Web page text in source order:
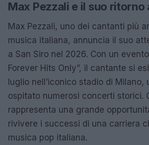
Max Pezzali e il suo ritorno
Max Pezzali, uno dei cantanti più
musica italiana, annuncia il suo
a San Siro nel 2026. Con un
Forever Hits Only”, il cantante si
luglio nell’iconico stadio di Milano,
ospitato numerosi concerti storici.
rappresenta una grande
rivivere i successi di una carriera
musica pop italiana.